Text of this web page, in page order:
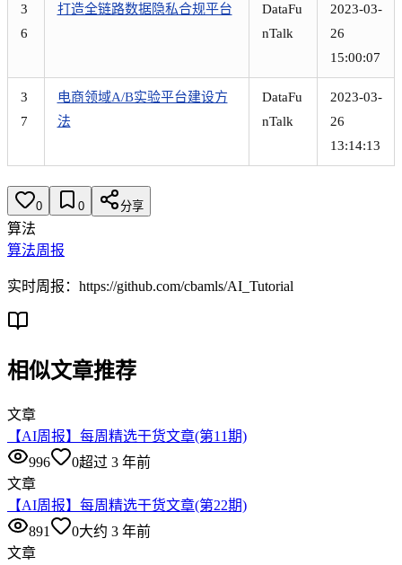
3
6
打造全链路数据隐私合规平台
DataFu
nTalk
2023-03-
26
15:00:07
3
7
电商领域A/B实验平台建设方
法
DataFu
nTalk
2023-03-
26
13:14:13
0 0 分享
算法
算法周报
实时周报：https://github.com/cbamls/AI_Tutorial
相似文章推荐
文章
【AI周报】每周精选干货文章(第11期)
996
0超过 3 年前
文章
【AI周报】每周精选干货文章(第22期)
891
0大约 3 年前
文章